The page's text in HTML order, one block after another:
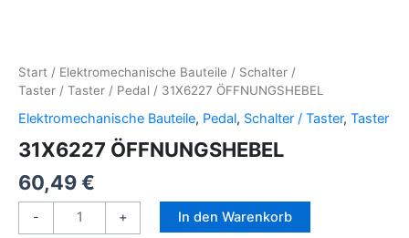
Start / Elektromechanische Bauteile / Schalter /
Taster / Taster / Pedal / 31X6227 ÖFFNUNGSHEBEL
Elektromechanische Bauteile, Pedal, Schalter / Taster, Taster
31X6227 ÖFFNUNGSHEBEL
60,49€
- + In den Warenkorb